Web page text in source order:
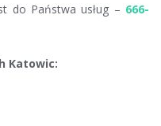
do Państwa usług – 666-
Katowic: